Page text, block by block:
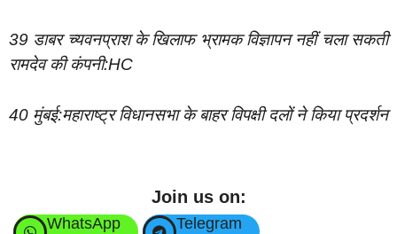
39 डाबर च्यवनप्राश के खिलाफ भ्रामक विज्ञापन नहीं चला सकती
रामदेव की कंपनी:HC
40 मुंबई:महाराष्ट्र विधानसभा के बाहर विपक्षी दलों ने किया प्रदर्शन
Join us on:
WhatsApp Telegram